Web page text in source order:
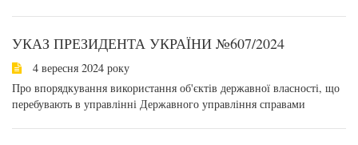
УКАЗ ПРЕЗИДЕНТА УКРАЇНИ №607/2024
4 вересня 2024 року
Про впорядкування використання об'єктів державної власності, що
перебувають в управлінні Державного управління справами